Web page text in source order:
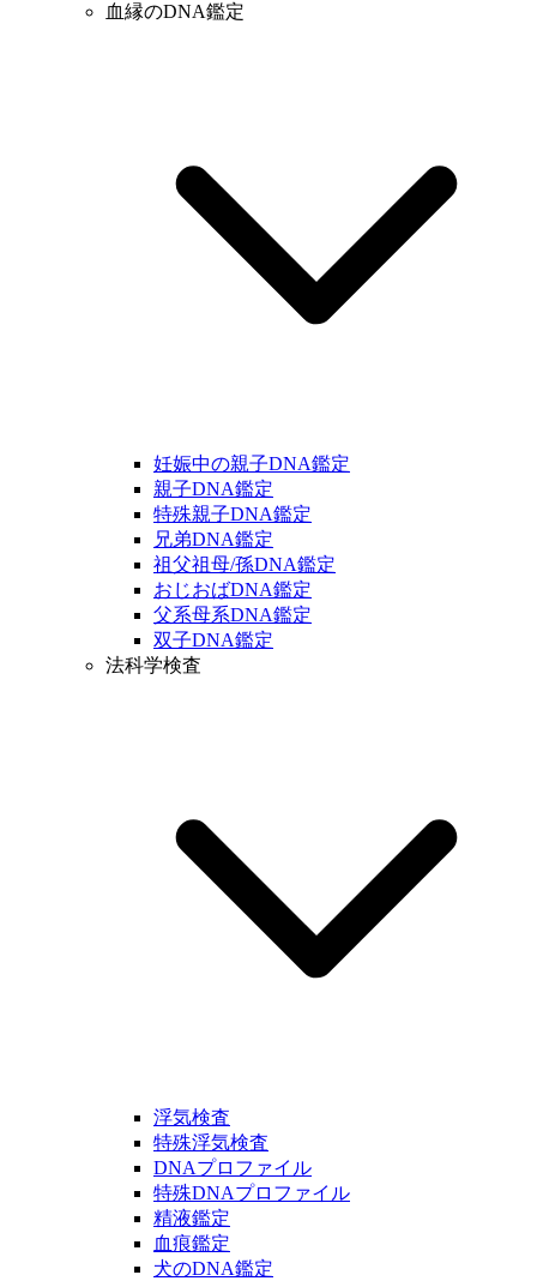
血縁のDNA鑑定
妊娠中の親子DNA鑑定
親子DNA鑑定
特殊親子DNA鑑定
兄弟DNA鑑定
祖父祖母/孫DNA鑑定
おじおばDNA鑑定
父系母系DNA鑑定
双子DNA鑑定
法科学検査
浮気検査
特殊浮気検査
DNAプロファイル
特殊DNAプロファイル
精液鑑定
血痕鑑定
犬のDNA鑑定